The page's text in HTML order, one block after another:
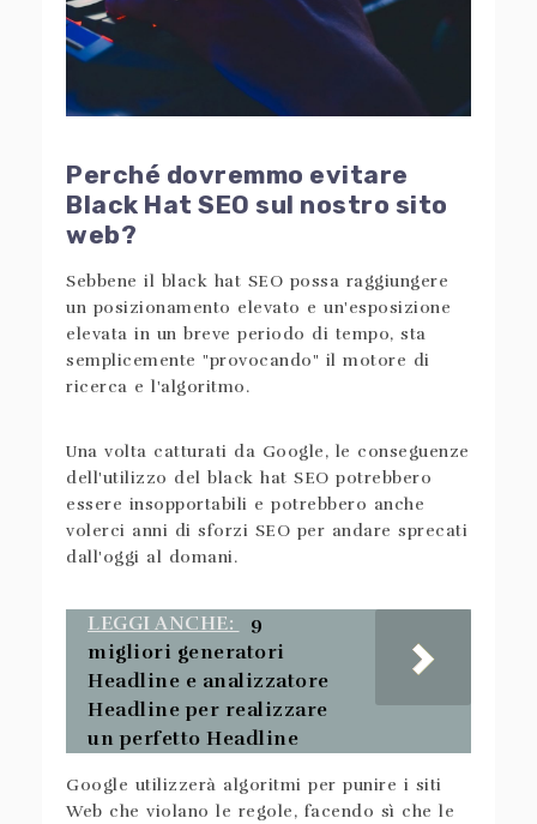
Perché dovremmo evitare
Black Hat SEO sul nostro sito
web?
Sebbene il black hat SEO possa raggiungere
un posizionamento elevato e un'esposizione
elevata in un breve periodo di tempo, sta
semplicemente "provocando" il motore di
ricerca e l'algoritmo.
Una volta catturati da Google, le conseguenze
dell'utilizzo del black hat SEO potrebbero
essere insopportabili e potrebbero anche
volerci anni di sforzi SEO per andare sprecati
dall'oggi al domani.
LEGGI ANCHE:
9
migliori generatori
Headline e analizzatore
Headline per realizzare
un perfetto Headline
Google utilizzerà algoritmi per punire i siti
Web che violano le regole, facendo sì che le